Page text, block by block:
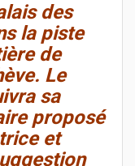
des
la piste
de
Le
sa
proposé
et